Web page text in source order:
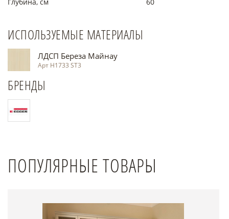
ИСПОЛЬЗУЕМЫЕ МАТЕРИАЛЫ
ЛДСП Береза Майнау
Арт Н1733 ST3
БРЕНДЫ
ПОПУЛЯРНЫЕ ТОВАРЫ